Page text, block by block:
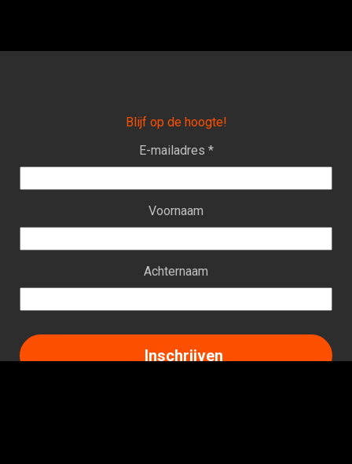
Blijf op de hoogte!
E-mailadres *
Voornaam
Achternaam